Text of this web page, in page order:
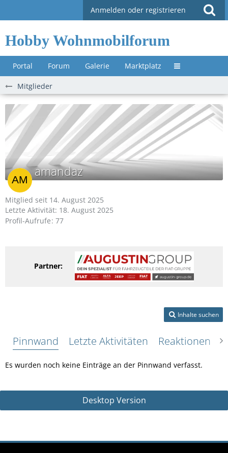
Anmelden oder registrieren
Hobby Wohnmobilforum
Portal Forum Galerie Marktplatz Untermenü »
Mitglieder
amandaz
Mitglied seit 14. August 2025
Letzte Aktivität: 18. August 2025
Profil-Aufrufe 77
Partner:
Inhalte suchen
Pinnwand Letzte Aktivitäten Reaktionen
Es wurden noch keine Einträge an der Pinnwand verfasst.
Desktop Version